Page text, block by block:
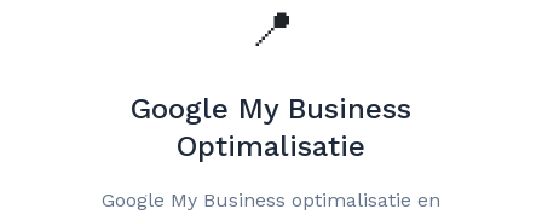
📍
Google My Business
Optimalisatie
Google My Business optimalisatie en